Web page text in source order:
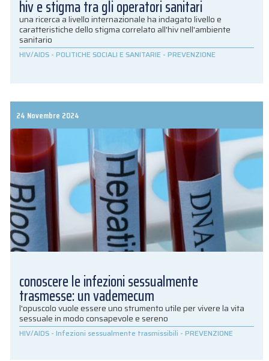
hiv e stigma tra gli operatori sanitari
una ricerca a livello internazionale ha indagato livello e
caratteristiche dello stigma correlato all'hiv nell'ambiente
sanitario
HIV/AIDS- POLITICHE SOCIALI E SANITARIE - PREVENZIONE
24 Novembre 2024
conoscere le infezioni sessualmente
trasmesse: un vademecum
l'opuscolo vuole essere uno strumento utile per vivere la vita
sessuale in modo consapevole e sereno
HIV/AIDS- Infezioni sessualmente trasmissibili - PREVENZIONE